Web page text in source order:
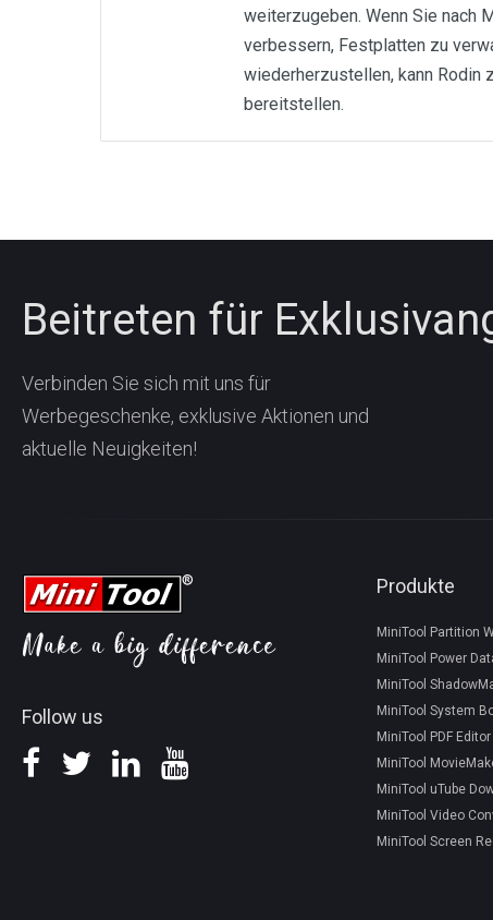
weiterzugeben. Wenn Sie nach
verbessern, Festplatten zu
wiederherzustellen, kann Rodin
bereitstellen.
Beitreten für
Verbinden Sie sich mit uns für
Werbegeschenke, exklusive Aktionen und
aktuelle Neuigkeiten!
Follow us
Produkte
MiniTool Partition
MiniTool Power
MiniTool
MiniTool System
MiniTool PDF Editor
MiniTool
MiniTool uTube
MiniTool Video
MiniTool Screen